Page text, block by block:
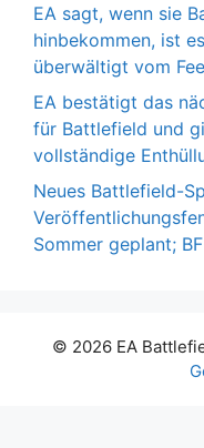
EA sagt, wenn sie
hinbekommen, ist
überwältigt vom
EA bestätigt das
für Battlefield und
vollständige
Neues Battlefield-
Sommer geplant;
© 2026 EA